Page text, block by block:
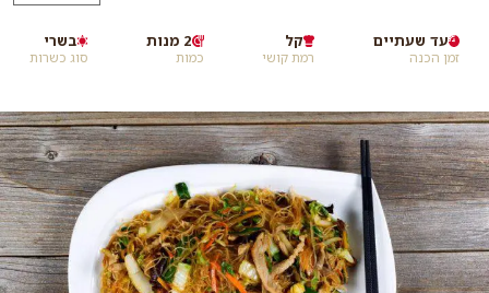
זמן הכנה
עד שעתיים
רמת קושי
קל
כמות
2 מנות
סוג כשרות
בשרי